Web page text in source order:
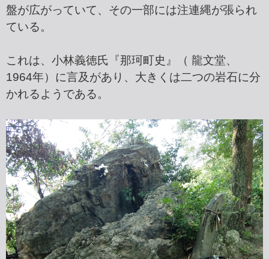
盤が広がっていて、その一部には注連縄が張られ
ている。
これは、小林義徳氏『那珂町史』（ 龍文堂、
1964年）に言及があり、大きくは二つの岩石に分
かれるようである。